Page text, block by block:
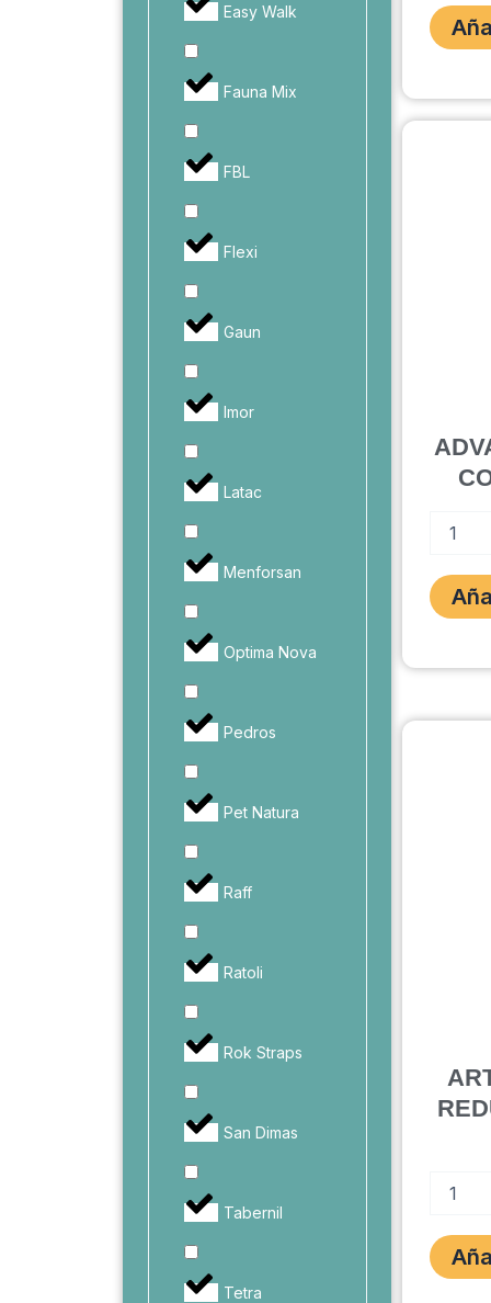
Easy Walk
Fauna Mix
FBL
Flexi
Gaun
Imor
Latac
Menforsan
Optima Nova
Pedros
Pet Natura
Raff
Ratoli
Rok Straps
San Dimas
Tabernil
Tetra
FUCSIA
PARA
30-
APPETITE
150gr.
cantidad
REDUCED
CALORIE